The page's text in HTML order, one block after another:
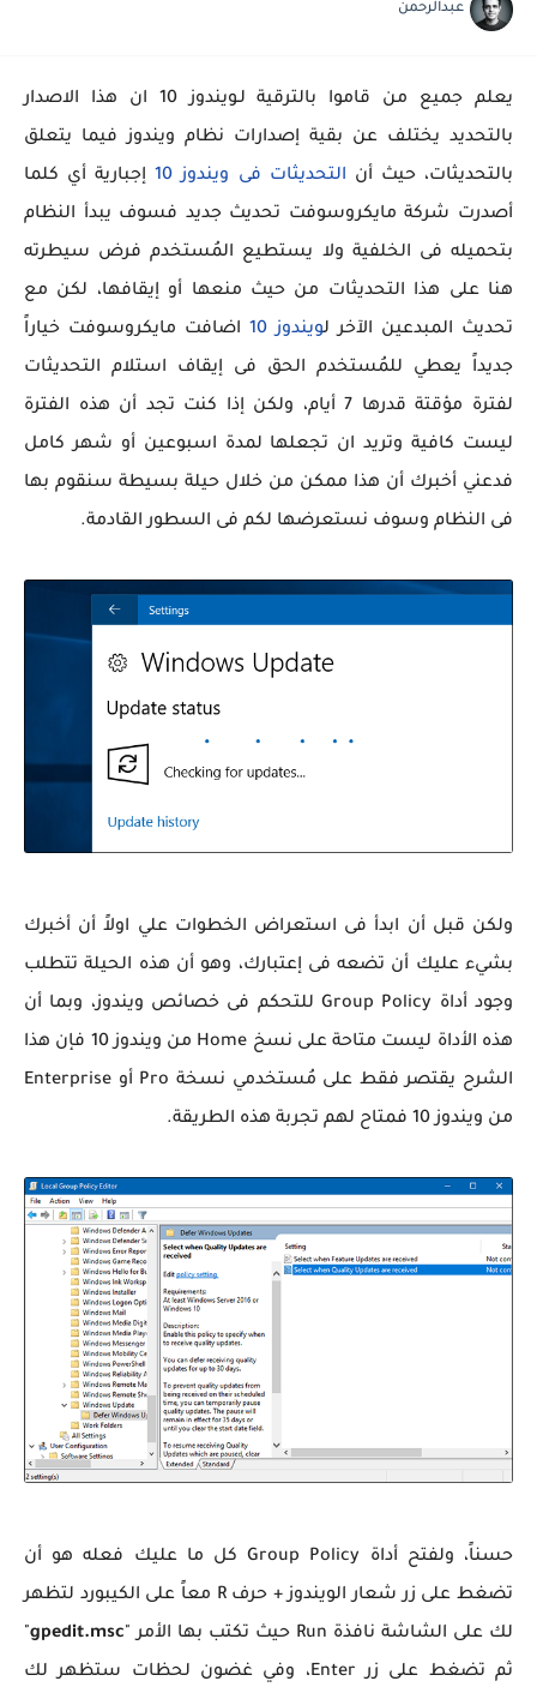
عبدالرحمن
يعلم جميع من قاموا بالترقية لـويندوز 10 ان هذا الاصدار
بالتحديد يختلف عن بقية إصدارات نظام ويندوز فيما يتعلق
بالتحديثات، حيث أن التحديثات فى ويندوز 10
إجبارية أي كلما
أصدرت شركة مايكروسوفت تحديث جديد فسوف يبدأ النظام
بتحميله فى الخلفية ولا يستطيع المُستخدم فرض سيطرته
هنا على هذا التحديثات من حيث منعها أو إيقافها، لكن مع
تحديث المبدعين الآخر لويندوز 10
اضافت مايكروسوفت خياراً
جديداً يعطي للمُستخدم الحق فى إيقاف استلام التحديثات
لفترة مؤقتة قدرها 7 أيام، ولكن إذا كنت تجد أن هذه الفترة
ليست كافية وتريد ان تجعلها لمدة اسبوعين أو شهر كامل
فدعني أخبرك أن هذا ممكن من خلال حيلة بسيطة سنقوم بها
فى النظام وسوف نستعرضها لكم فى السطور القادمة.
ولكن قبل أن ابدأ فى استعراض الخطوات علي اولاً أن أخبرك
بشيء عليك أن تضعه فى إعتبارك، وهو أن هذه الحيلة تتطلب
وجود أداة Group Policy للتحكم فى خصائص ويندوز، وبما أن
هذه الأداة ليست متاحة على نسخ Home من ويندوز 10 فإن هذا
الشرح يقتصر فقط على مُستخدمي نسخة Pro أو Enterprise
من ويندوز 10 فمتاح لهم تجربة هذه الطريقة.
حسناً، ولفتح
أداة Group Policy كل ما عليك فعله هو أن
تضغط على زر شعار الويندوز + حرف R معاً على الكيبورد لتظهر
لك على الشاشة نافذة Run حيث تكتب بها الأمر "
gpedit.msc
"
ثم تضغط على زر Enter، وفي غضون لحظات ستظهر لك